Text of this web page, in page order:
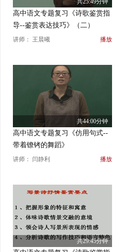
共25:49分钟
高中语文专题复习《诗歌鉴赏指
导--鉴赏表达技巧》（二）
讲师： 王晨曦 播放
共44:00分钟
高中语文专题复习《仿用句式--
带着镣铐的舞蹈》
讲师： 闫静利 播放
共29:45分钟